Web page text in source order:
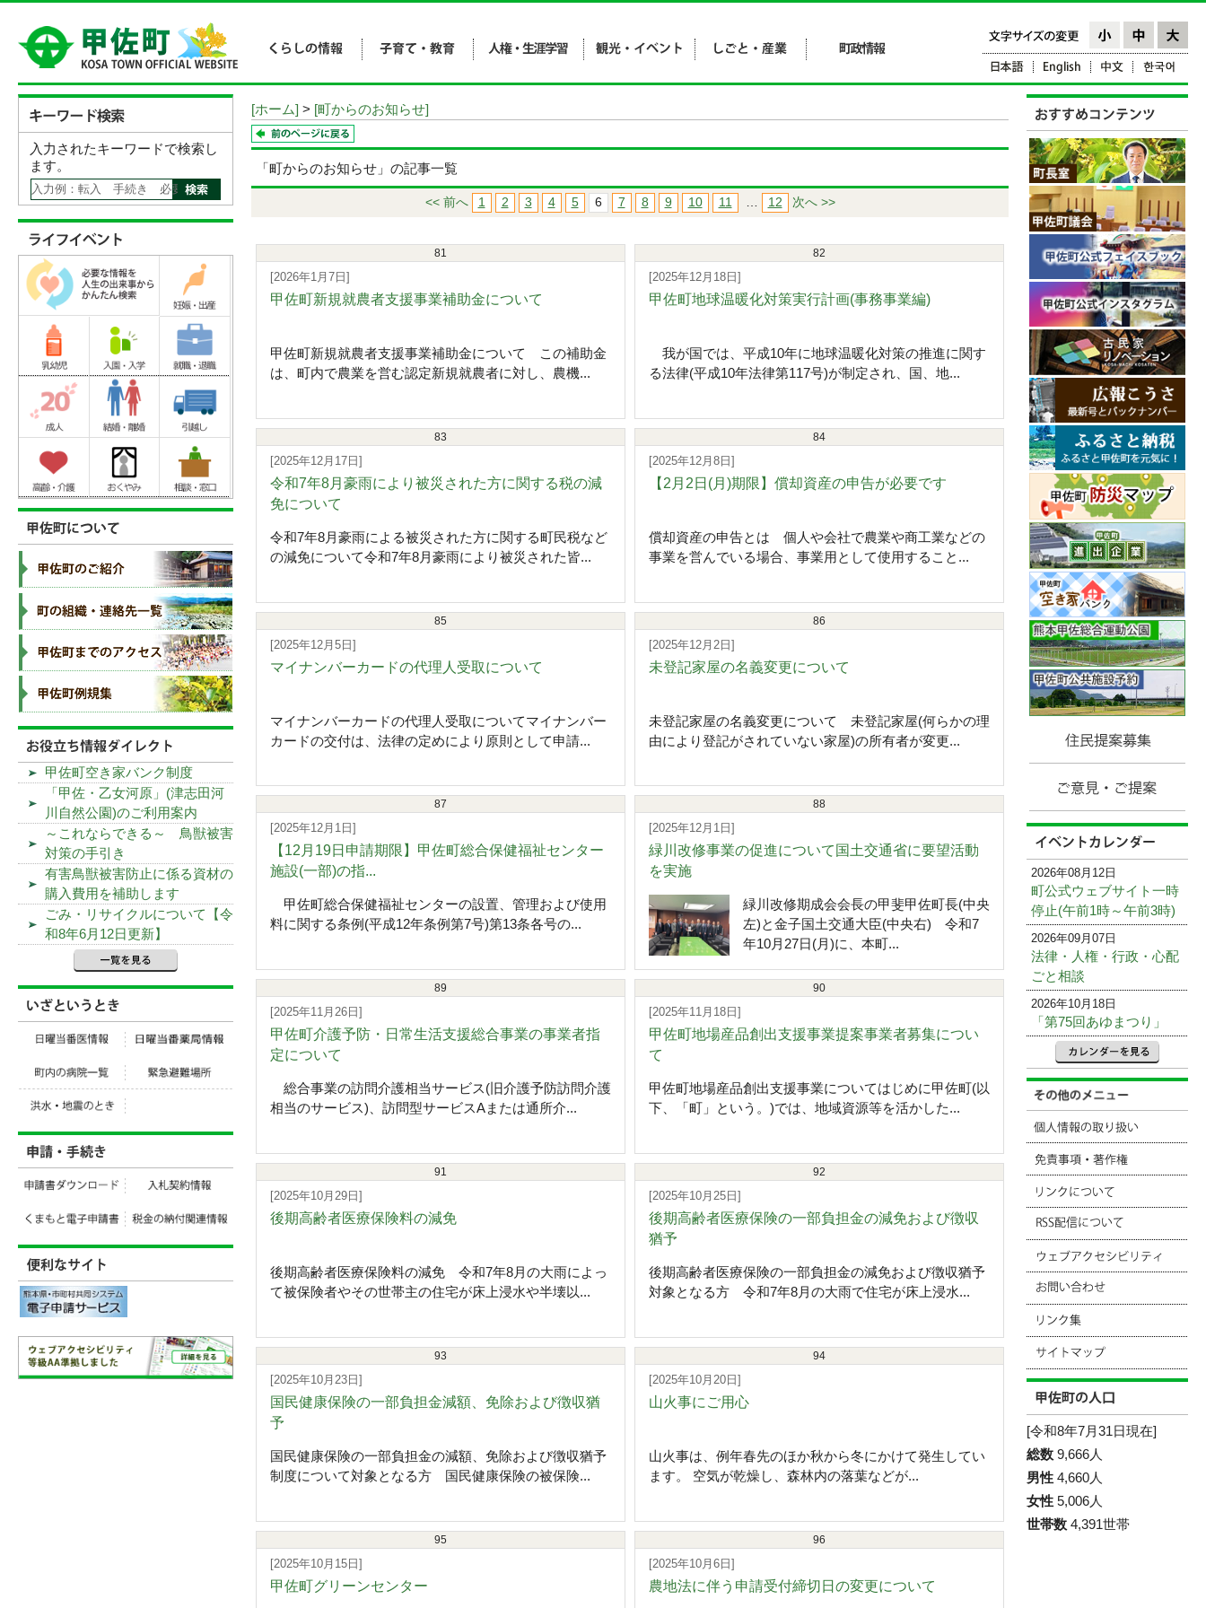
[ホーム] > [町からのお知らせ]
「町からのお知らせ」の記事一覧
<< 前へ 1 2 3 4 5 6 7 8 9 10 11 … 12 次へ >>
81
[2026年1月7日]
甲佐町新規就農者支援事業補助金について
甲佐町新規就農者支援事業補助金について この補助金
は、町内で農業を営む認定新規就農者に対し、農機...
82
[2025年12月18日]
甲佐町地球温暖化対策実行計画(事務事業編)
我が国では、平成10年に地球温暖化対策の推進に関す
る法律(平成10年法律第117号)が制定され、国、地...
83
[2025年12月17日]
令和7年8月豪雨により被災された方に関する税の減
免について
令和7年8月豪雨による被災された方に関する町民税など
の減免について令和7年8月豪雨により被災された皆...
84
[2025年12月8日]
【2月2日(月)期限】償却資産の申告が必要です
償却資産の申告とは 個人や会社で農業や商工業などの
事業を営んでいる場合、事業用として使用すること...
85
[2025年12月5日]
マイナンバーカードの代理人受取について
マイナンバーカードの代理人受取についてマイナンバー
カードの交付は、法律の定めにより原則として申請...
86
[2025年12月2日]
未登記家屋の名義変更について
未登記家屋の名義変更について 未登記家屋(何らかの理
由により登記がされていない家屋)の所有者が変更...
87
[2025年12月1日]
【12月19日申請期限】甲佐町総合保健福祉センター
施設(一部)の指...
甲佐町総合保健福祉センターの設置、管理および使用
料に関する条例(平成12年条例第7号)第13条各号の...
88
[2025年12月1日]
緑川改修事業の促進について国土交通省に要望活動
を実施
緑川改修期成会会長の甲斐甲佐町長(中央
左)と金子国土交通大臣(中央右) 令和7
年10月27日(月)に、本町...
89
[2025年11月26日]
甲佐町介護予防・日常生活支援総合事業の事業者指
定について
総合事業の訪問介護相当サービス(旧介護予防訪問介護
相当のサービス)、訪問型サービスAまたは通所介...
90
[2025年11月18日]
甲佐町地場産品創出支援事業提案事業者募集につい
て
甲佐町地場産品創出支援事業についてはじめに甲佐町(以
下、「町」という。)では、地域資源等を活かした...
91
[2025年10月29日]
後期高齢者医療保険料の減免
後期高齢者医療保険料の減免 令和7年8月の大雨によっ
て被保険者やその世帯主の住宅が床上浸水や半壊以...
92
[2025年10月25日]
後期高齢者医療保険の一部負担金の減免および徴収
猶予
後期高齢者医療保険の一部負担金の減免および徴収猶予
対象となる方 令和7年8月の大雨で住宅が床上浸水...
93
[2025年10月23日]
国民健康保険の一部負担金減額、免除および徴収猶
予
国民健康保険の一部負担金の減額、免除および徴収猶予
制度について対象となる方 国民健康保険の被保険...
94
[2025年10月20日]
山火事にご用心
山火事は、例年春先のほか秋から冬にかけて発生してい
ます。 空気が乾燥し、森林内の落葉などが...
95
[2025年10月15日]
甲佐町グリーンセンター
96
[2025年10月6日]
農地法に伴う申請受付締切日の変更について
2026年08月12日
町公式ウェブサイト一時
停止(午前1時～午前3時)
2026年09月07日
法律・人権・行政・心配
ごと相談
2026年10月18日
「第75回あゆまつり」
[令和8年7月31日現在]
総数 9,666人
男性 4,660人
女性 5,006人
世帯数 4,391世帯
入力されたキーワードで検索し
ます。
甲佐町空き家バンク制度
「甲佐・乙女河原」(津志田河
川自然公園)のご利用案内
～これならできる～ 鳥獣被害
対策の手引き
有害鳥獣被害防止に係る資材の
購入費用を補助します
ごみ・リサイクルについて【令
和8年6月12日更新】